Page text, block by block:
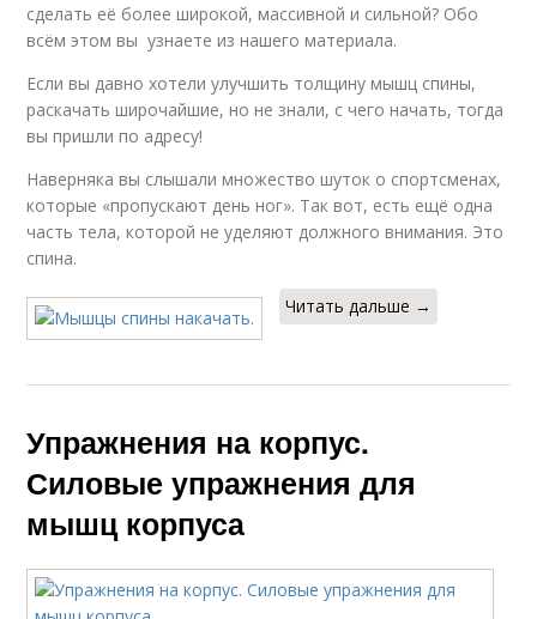
сделать её более широкой, массивной и сильной? Обо
всём этом вы узнаете из нашего материала.
Если вы давно хотели улучшить толщину мышц спины,
раскачать широчайшие, но не знали, с чего начать, тогда
вы пришли по адресу!
Наверняка вы слышали множество шуток о спортсменах,
которые «пропускают день ног». Так вот, есть ещё одна
часть тела, которой не уделяют должного внимания. Это
спина.
Читать дальше →
Упражнения на корпус.
Силовые упражнения для
мышц корпуса